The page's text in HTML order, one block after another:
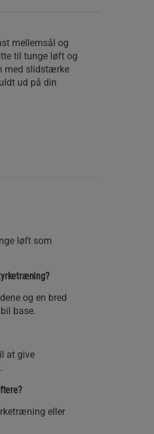
mellemsål og
til tunge løft og
med slidstærke
ud på din
løft som
og en bred
base.
at give
eller